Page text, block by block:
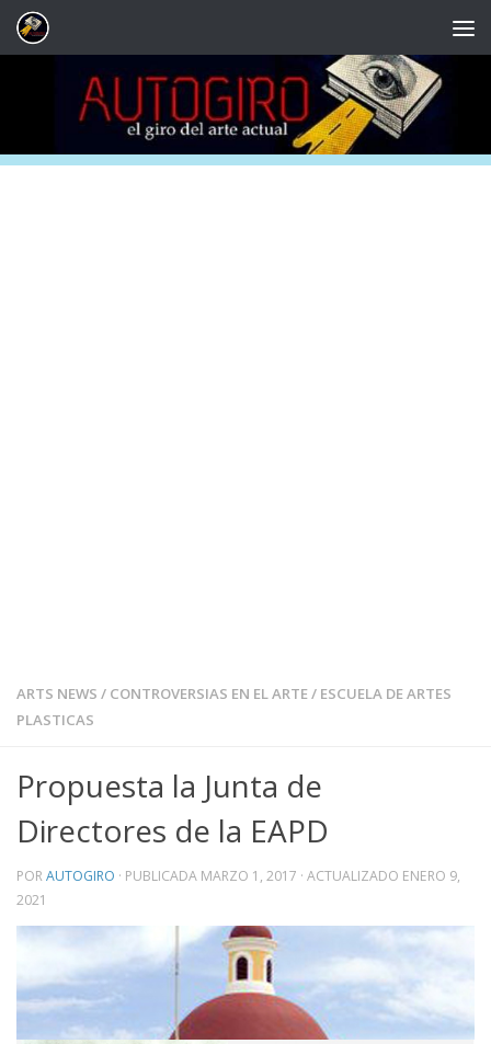
Saltar al contenido
ARTS NEWS / CONTROVERSIAS EN EL ARTE/ ESCUELA DE ARTES
PLASTICAS
Propuesta la Junta de
Directores de la EAPD
PORAUTOGIRO · PUBLICADA MARZO 1, 2017 · ACTUALIZADO ENERO 9,
2021